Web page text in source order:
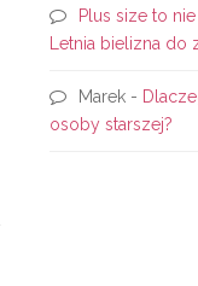
Plus size to
Letnia bielizna do
Marek -
osoby starszej?